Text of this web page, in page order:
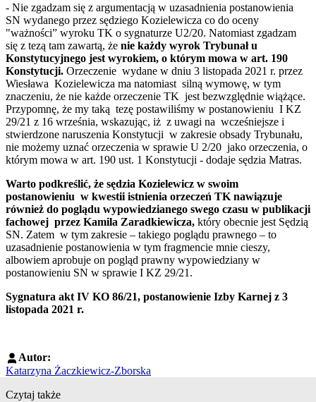
- Nie zgadzam się z argumentacją w uzasadnienia postanowienia
SN wydanego przez sędziego Kozielewicza co do oceny
"ważności” wyroku TK o sygnaturze U2/20. Natomiast zgadzam
się z tezą tam zawartą, że nie każdy wyrok Trybunał u
Konstytucyjnego jest wyrokiem, o którym mowa w art. 190
Konstytucji. Orzeczenie wydane w dniu 3 listopada 2021 r. przez
Wiesława Kozielewicza ma natomiast silną wymowę, w tym
znaczeniu, że nie każde orzeczenie TK jest bezwzględnie wiążące.
Przypomnę, że my taką tezę postawiliśmy w postanowieniu I KZ
29/21 z 16 września, wskazując, iż z uwagi na wcześniejsze i
stwierdzone naruszenia Konstytucji w zakresie obsady Trybunału,
nie możemy uznać orzeczenia w sprawie U 2/20 jako orzeczenia, o
którym mowa w art. 190 ust. 1 Konstytucji - dodaje sędzia Matras.
Warto podkreślić, że sędzia Kozielewicz w swoim
postanowieniu w kwestii istnienia orzeczeń TK nawiązuje
również do poglądu wypowiedzianego swego czasu w publikacji
fachowej przez Kamila Zaradkiewicza, który obecnie jest Sędzią
SN. Zatem w tym zakresie – takiego poglądu prawnego – to
uzasadnienie postanowienia w tym fragmencie mnie cieszy,
albowiem aprobuje on pogląd prawny wypowiedziany w
postanowieniu SN w sprawie I KZ 29/21.
Sygnatura akt IV KO 86/21, postanowienie Izby Karnej z 3
listopada 2021 r.
Autor:
Katarzyna Żaczkiewicz-Zborska
Czytaj także